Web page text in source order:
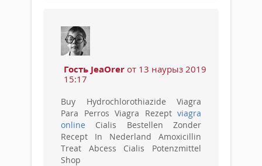
Гость JeaOrer от 13 наурыз 2019
15:17
Buy Hydrochlorothiazide Viagra
Para Perros Viagra Rezept viagra
online Cialis Bestellen Zonder
Recept In Nederland Amoxicillin
Treat Abcess Cialis Potenzmittel
Shop